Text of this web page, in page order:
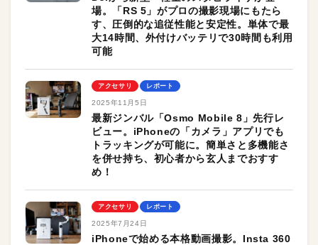
場。「RS 5」がプロの撮影現場にもたら
す、圧倒的な追従性能と安定性。単体で最
大14時間、外付けバッテリで30時間も利用
可能
アクセサリ レポート
2025年11月5日
最新ジンバル「Osmo Mobile 8」先行レ
ビュー。iPhoneの「カメラ」アプリでも
トラッキングが可能に。簡単さと多機能さ
を併せ持ち、初心者から玄人までおすす
め！
アクセサリ レポート
2025年7月24日
iPhoneで始める本格動画撮影。Insta 360